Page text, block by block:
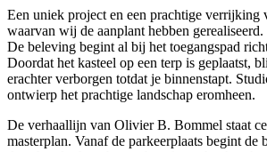
Een uniek project en een prachtige verrijking
waarvan wij de aanplant hebben gerealiseerd.
De beleving begint al bij het toegangspad
Doordat het kasteel op een terp is geplaatst,
erachter verborgen totdat je binnenstapt.
ontwierp het prachtige landschap eromheen.
De verhaallijn van Olivier B. Bommel staat
masterplan. Vanaf de parkeerplaats begint de